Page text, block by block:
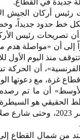
جديدة في القطاع.
رئيس أركان الجيش
خط حدود جديداً،
تصريحات رئيس
إلى أن «مواصلة
منذ اليوم الأول
أن الحركة
قطاع غزة، مع دعوتها
أن ما تم
مستوطنات غلاف غزة ما قبل
من شمال القطاع